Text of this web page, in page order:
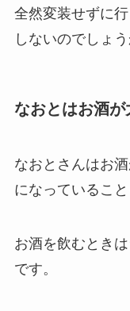
全然変装せずに
しないのでしょう
なおとはお酒が
なおとさんはお
になっているこ
お酒を飲むとき
です。